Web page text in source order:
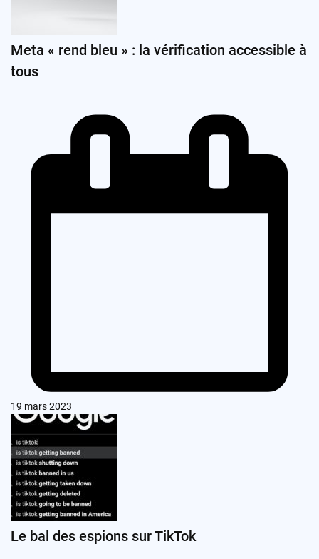
Meta « rend bleu » : la vérification accessible à
tous
19 mars 2023
Le bal des espions sur TikTok